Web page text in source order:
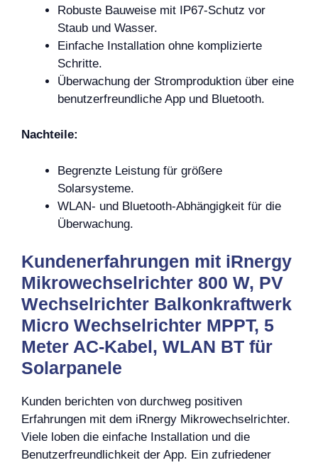
Robuste Bauweise mit IP67-Schutz vor
Staub und Wasser.
Einfache Installation ohne komplizierte
Schritte.
Überwachung der Stromproduktion über eine
benutzerfreundliche App und Bluetooth.
Nachteile:
Begrenzte Leistung für größere
Solarsysteme.
WLAN- und Bluetooth-Abhängigkeit für die
Überwachung.
Kundenerfahrungen mit iRnergy
Mikrowechselrichter 800 W, PV
Wechselrichter Balkonkraftwerk
Micro Wechselrichter MPPT, 5
Meter AC-Kabel, WLAN BT für
Solarpanele
Kunden berichten von durchweg positiven
Erfahrungen mit dem iRnergy Mikrowechselrichter.
Viele loben die einfache Installation und die
Benutzerfreundlichkeit der App. Ein zufriedener